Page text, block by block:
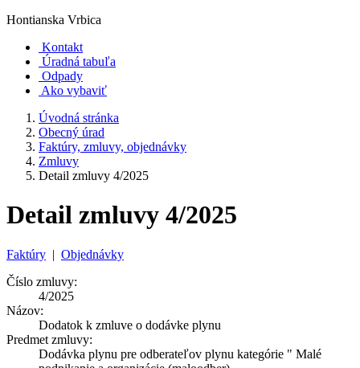
Hontianska Vrbica
Kontakt
Úradná tabuľa
Odpady
Ako vybaviť
Úvodná stránka
Obecný úrad
Faktúry, zmluvy, objednávky
Zmluvy
Detail zmluvy 4/2025
Detail zmluvy 4/2025
Faktúry | Objednávky
Číslo zmluvy:
4/2025
Názov:
Dodatok k zmluve o dodávke plynu
Predmet zmluvy:
Dodávka plynu pre odberateľov plynu kategórie " Malé